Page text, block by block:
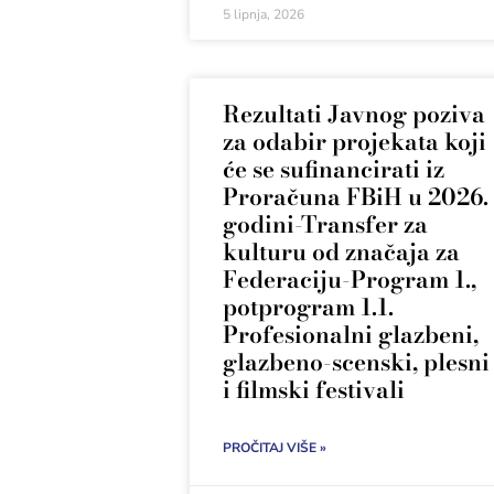
5 lipnja, 2026
Rezultati Javnog poziva
za odabir projekata koji
će se sufinancirati iz
Proračuna FBiH u 2026.
godini-Transfer za
kulturu od značaja za
Federaciju-Program 1.,
potprogram 1.1.
Profesionalni glazbeni,
glazbeno-scenski, plesni
i filmski festivali
PROČITAJ VIŠE »